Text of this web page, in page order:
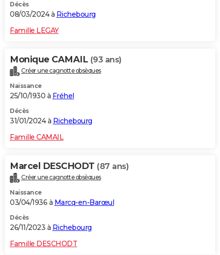
Décès
08/03/2024 à Richebourg
Famille LEGAY
Monique CAMAIL (93 ans)
Créer une cagnotte obsèques
Naissance
25/10/1930 à Fréhel
Décès
31/01/2024 à Richebourg
Famille CAMAIL
Marcel DESCHODT (87 ans)
Créer une cagnotte obsèques
Naissance
03/04/1936 à Marcq-en-Barœul
Décès
26/11/2023 à Richebourg
Famille DESCHODT